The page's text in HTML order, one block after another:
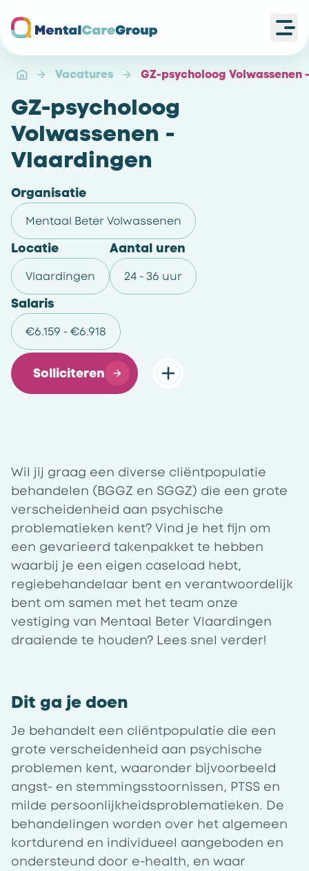
Vacatures GZ-psycholoog Volwassenen
GZ-psycholoog
Volwassenen -
Vlaardingen
Organisatie
Mentaal Beter Volwassenen
Locatie
Vlaardingen
Aantal uren
24 - 36 uur
Salaris
€6.159 - €6.918
Solliciteren
Wil jij graag een diverse cliëntpopulatie
behandelen (BGGZ en SGGZ) die een grote
verscheidenheid aan psychische
problematieken kent? Vind je het fijn om
een gevarieerd takenpakket te hebben
waarbij je een eigen caseload hebt,
regiebehandelaar bent en verantwoordelijk
bent om samen met het team onze
vestiging van Mentaal Beter Vlaardingen
draaiende te houden? Lees snel verder!
Dit ga je doen
Je behandelt een cliëntpopulatie die een
grote verscheidenheid aan psychische
problemen kent, waaronder bijvoorbeeld
angst- en stemmingsstoornissen, PTSS en
milde persoonlijkheidsproblematieken. De
behandelingen worden over het algemeen
kortdurend en individueel aangeboden en
ondersteund door e-health, en waar